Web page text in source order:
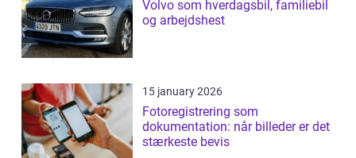
Volvo som hverdagsbil, familiebil
og arbejdshest
15 january 2026
Fotoregistrering som
dokumentation: når billeder er det
stærkeste bevis